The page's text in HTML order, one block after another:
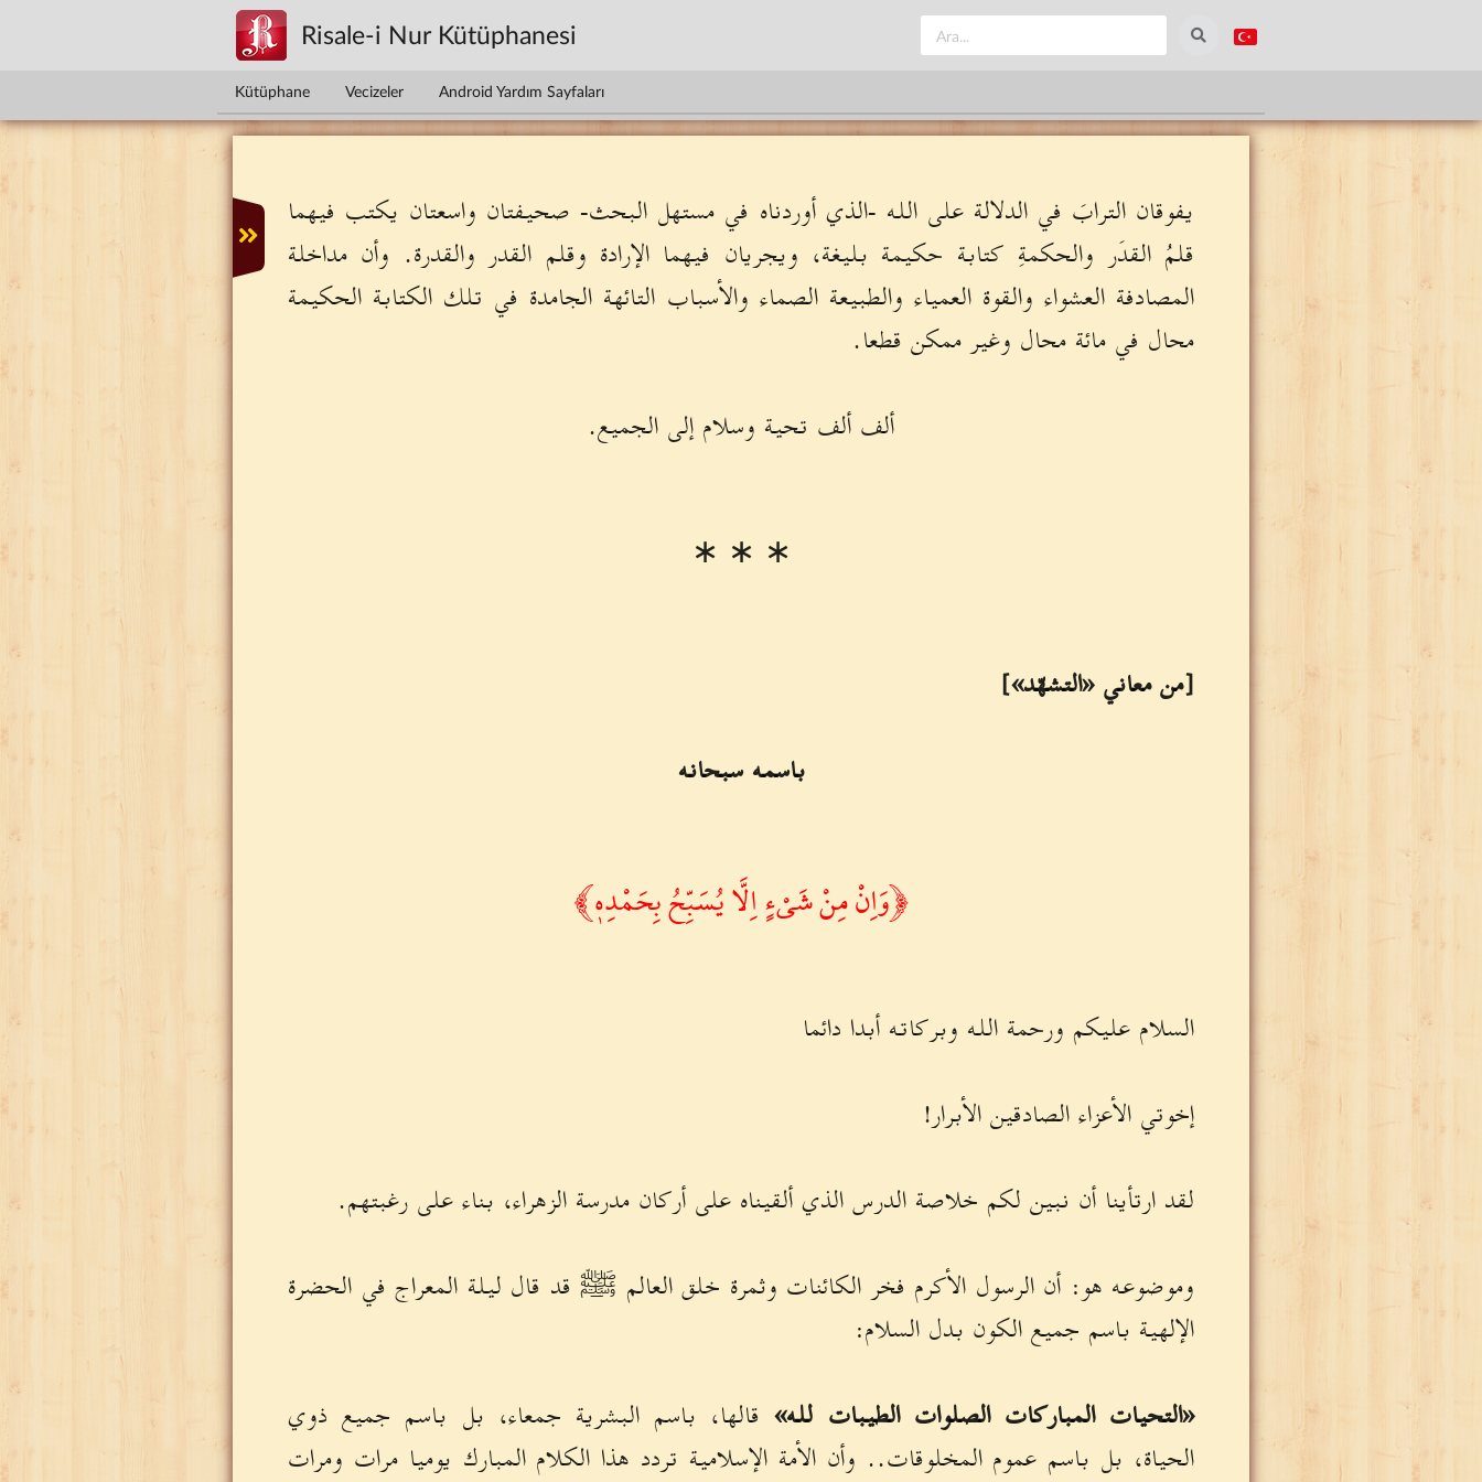
Risale-i Nur Kütüphanesi
Kütüphane Vecizeler Android Yardım Sayfaları
يفوقان الترابَ في الدلالة على الله -الذي أوردناه في مستهل البحث- صحيفتان واسعتان يكتب فيهما
قلمُ القدَر والحكمةِ كتابة حكيمة بليغة، ويجريان فيهما الإرادة وقلم القدر والقدرة. وأن مداخلة
المصادفة العشواء والقوة العمياء والطبيعة الصماء والأسباب التائهة الجامدة في تلك الكتابة الحكيمة
محال في مائة محال وغير ممكن قطعا.
ألف ألف تحية وسلام إلى الجميع.
∗ ∗ ∗
[من معاني «التشهّد»]
باسمه سبحانه
﴿ وَاِنْ مِنْ شَيْءٍ اِلَّا يُسَبِّحُ بِحَمْدِه۪ ﴾
السلام عليكم ورحمة الله وبركاته أبدا دائما
إخوتي الأعزاء الصادقين الأبرار!
لقد ارتأينا أن نبين لكم خلاصة الدرس الذي ألقيناه على أركان مدرسة الزهراء، بناء على رغبتهم.
وموضوعه هو: أن الرسول الأكرم فخر الكائنات وثمرة خلق العالم ﷺ قد قال ليلة المعراج في الحضرة
الإلهية باسم جميع الكون بدل السلام:
«التحيات المباركات الصلوات الطيبات لله»قالها، باسم البشرية جمعاء، بل باسم جميع ذوي
الحياة، بل باسم عموم المخلوقات.. وأن الأمة الإسلامية تردد هذا الكلام المبارك يوميا مرات ومرات